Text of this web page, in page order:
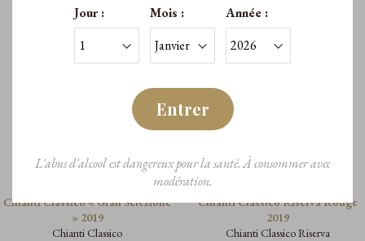
Jour : Mois : Année :
Entrer
L'abus d'alcool est dangereux pour la santé. À consommer avec
modération.
Chianti Classico « Gran Selezione
» 2019
Chianti Classico
Chianti Classico Riserva
Chianti Classico Riserva Rouge
2019
Chianti Classico Riserva